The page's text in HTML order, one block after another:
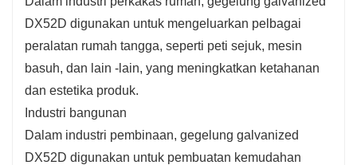
DX52D digunakan untuk mengeluarkan pelbagai
peralatan rumah tangga, seperti peti sejuk, mesin
basuh, dan lain -lain, yang meningkatkan ketahanan
dan estetika produk.
Industri bangunan
Dalam industri pembinaan, gegelung galvanized
DX52D digunakan untuk pembuatan kemudahan